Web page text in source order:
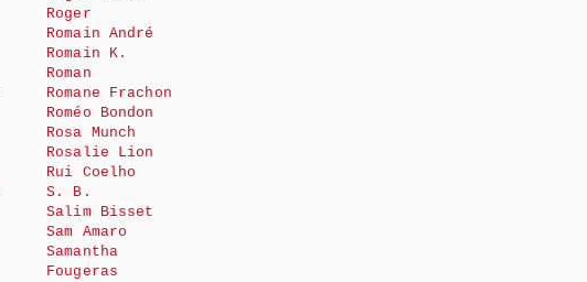
Roger
Romain André
Romain K.
Roman
Romane Frachon
Roméo Bondon
Rosa Munch
Rosalie Lion
Rui Coelho
S. B.
Salim Bisset
Sam Amaro
Samantha
Fougeras